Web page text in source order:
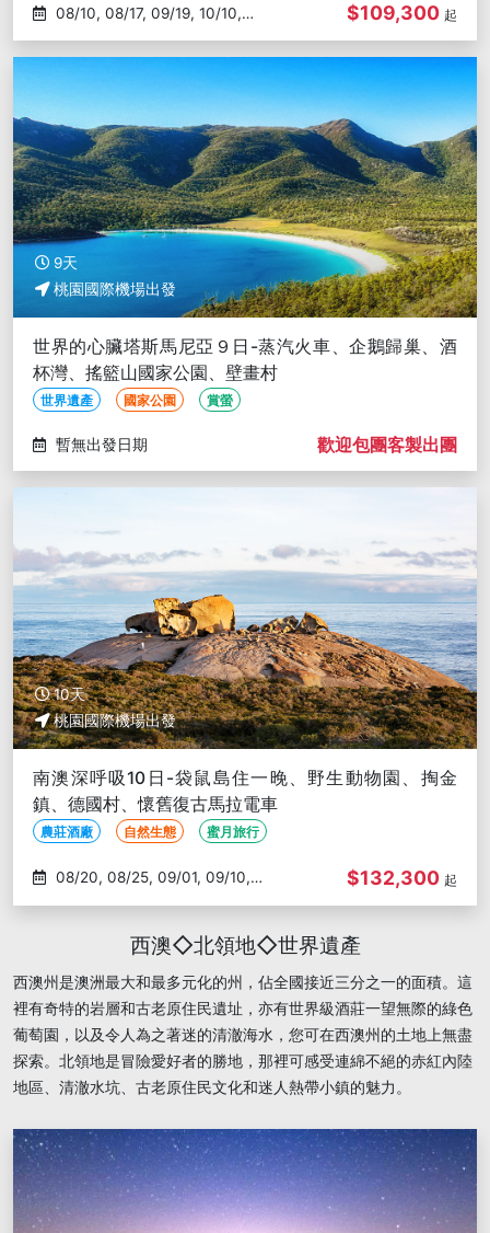
10/17
$109,300 起
9天
桃園國際機場出發
世界的心臟塔斯馬尼亞９日-蒸汽火車、企鵝歸巢、酒
杯灣、搖籃山國家公園、壁畫村
世界遺產 國家公園 賞螢
暫無出發日期 歡迎包團客製出團
10天
桃園國際機場出發
南澳深呼吸10日-袋鼠島住一晚、野生動物園、掏金
鎮、德國村、懷舊復古馬拉電車
農莊酒廠 自然生態 蜜月旅行
09/15
$132,300 起
西澳◇北領地◇世界遺產
西澳州是澳洲最大和最多元化的州，佔全國接近三分之一的面積。這
裡有奇特的岩層和古老原住民遺址，亦有世界級酒莊一望無際的綠色
葡萄園，以及令人為之著迷的清澈海水，您可在西澳州的土地上無盡
探索。北領地是冒險愛好者的勝地，那裡可感受連綿不絕的赤紅內陸
地區、清澈水坑、古老原住民文化和迷人熱帶小鎮的魅力。